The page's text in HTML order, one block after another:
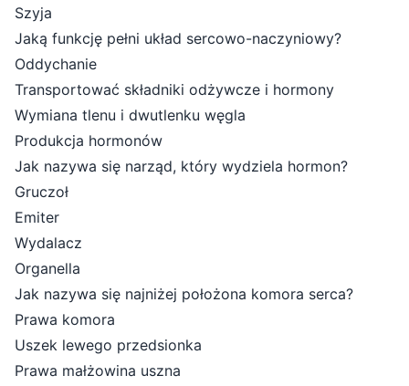
Szyja
Jaką funkcję pełni układ sercowo-naczyniowy?
Oddychanie
Transportować składniki odżywcze i hormony
Wymiana tlenu i dwutlenku węgla
Produkcja hormonów
Jak nazywa się narząd, który wydziela hormon?
Gruczoł
Emiter
Wydalacz
Organella
Jak nazywa się najniżej położona komora serca?
Prawa komora
Uszek lewego przedsionka
Prawa małżowina uszna